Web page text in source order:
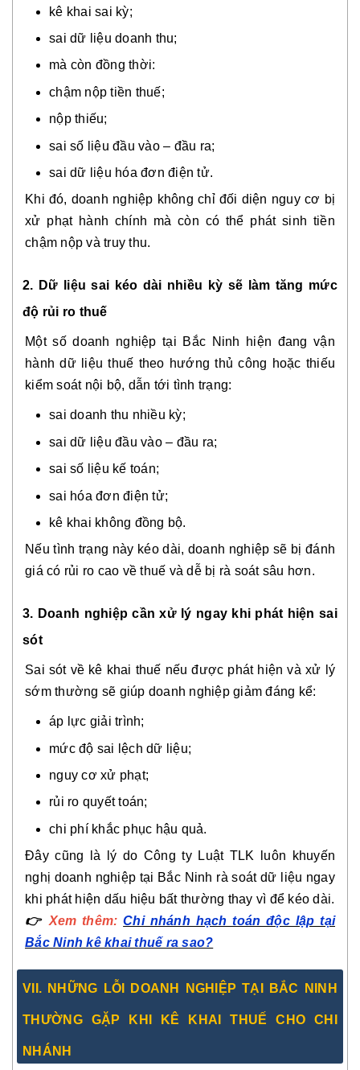
kê khai sai kỳ;
sai dữ liệu doanh thu;
mà còn đồng thời:
chậm nộp tiền thuế;
nộp thiếu;
sai số liệu đầu vào – đầu ra;
sai dữ liệu hóa đơn điện tử.
Khi đó, doanh nghiệp không chỉ đối diện nguy cơ bị
xử phạt hành chính mà còn có thể phát sinh tiền
chậm nộp và truy thu.
2. Dữ liệu sai kéo dài nhiều kỳ sẽ làm tăng mức
độ rủi ro thuế
Một số doanh nghiệp tại Bắc Ninh hiện đang vận
hành dữ liệu thuế theo hướng thủ công hoặc thiếu
kiểm soát nội bộ, dẫn tới tình trạng:
sai doanh thu nhiều kỳ;
sai dữ liệu đầu vào – đầu ra;
sai số liệu kế toán;
sai hóa đơn điện tử;
kê khai không đồng bộ.
Nếu tình trạng này kéo dài, doanh nghiệp sẽ bị đánh
giá có rủi ro cao về thuế và dễ bị rà soát sâu hơn.
3. Doanh nghiệp cần xử lý ngay khi phát hiện sai
sót
Sai sót về kê khai thuế nếu được phát hiện và xử lý
sớm thường sẽ giúp doanh nghiệp giảm đáng kể:
áp lực giải trình;
mức độ sai lệch dữ liệu;
nguy cơ xử phạt;
rủi ro quyết toán;
chi phí khắc phục hậu quả.
Đây cũng là lý do Công ty Luật TLK luôn khuyến
nghị doanh nghiệp tại Bắc Ninh rà soát dữ liệu ngay
khi phát hiện dấu hiệu bất thường thay vì để kéo dài.
👉 Xem thêm:Chi nhánh hạch toán độc lập tại
Bắc Ninh kê khai thuế ra sao?
VII. NHỮNG LỖI DOANH NGHIỆP TẠI BẮC NINH
THƯỜNG GẶP KHI KÊ KHAI THUẾ CHO CHI
NHÁNH